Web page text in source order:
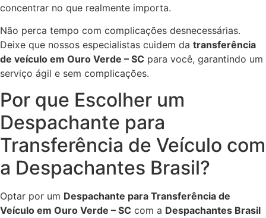
concentrar no que realmente importa.
Não perca tempo com complicações desnecessárias.
Deixe que nossos especialistas cuidem da transferência
de veículo em Ouro Verde – SC para você, garantindo um
serviço ágil e sem complicações.
Por que Escolher um
Despachante para
Transferência de Veículo com
a Despachantes Brasil?
Optar por um Despachante para Transferência de
Veículo em Ouro Verde – SC com a Despachantes Brasil